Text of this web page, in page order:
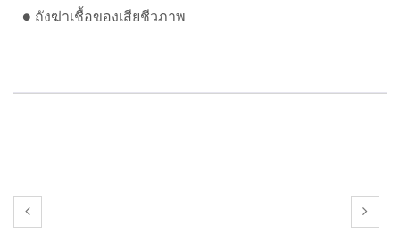
● ถังฆ่าเชื้อของเสียชีวภาพ